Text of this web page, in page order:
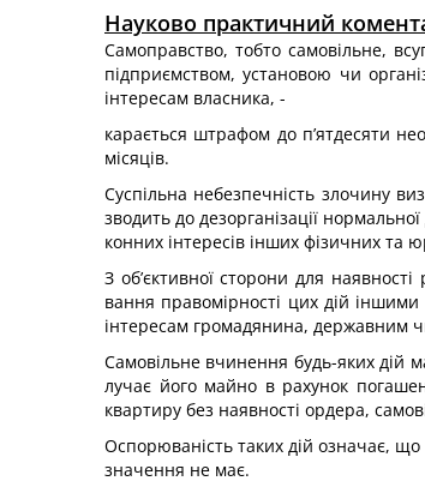
Науково практичний
Самоправство, тобто самовільне,
підприємством, установою чи
інтересам власника, -
карається штрафом до п’ятдесяти
місяців.
Суспільна небезпечність злочину
зводить до дезорганізації
конних інтересів інших фізичних та
З об’єктивної сторони для
вання правомірності цих дій
інте­ресам громадянина, державним
Самовільне вчинення будь-яких дій
лучає його майно в рахунок
квартиру без наявності ордера,
Оспорюваність таких дій означає,
значення не має.